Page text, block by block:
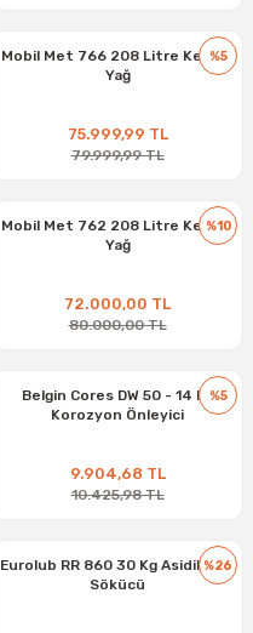
%5
Mobil Met 766 208 Litre Kesme
Yağ
75.999,99 TL
79.999,99 TL
%10
Mobil Met 762 208 Litre Kesme
Yağ
72.000,00 TL
80.000,00 TL
%5
Belgin Cores DW 50 - 14 kg
Korozyon Önleyici
9.904,68 TL
10.425,98 TL
%26
Eurolub RR 860 30 Kg Asidik Pas
Sökücü